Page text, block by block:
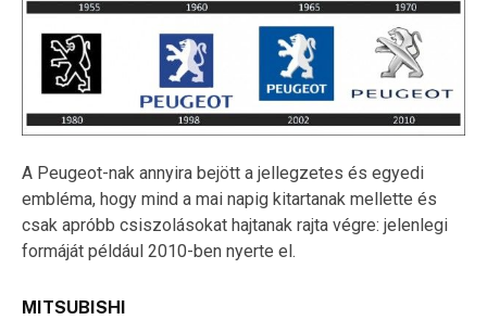
A Peugeot-nak annyira bejött a jellegzetes és egyedi
embléma, hogy mind a mai napig kitartanak mellette és
csak apróbb csiszolásokat hajtanak rajta végre: jelenlegi
formáját például 2010-ben nyerte el.
MITSUBISHI